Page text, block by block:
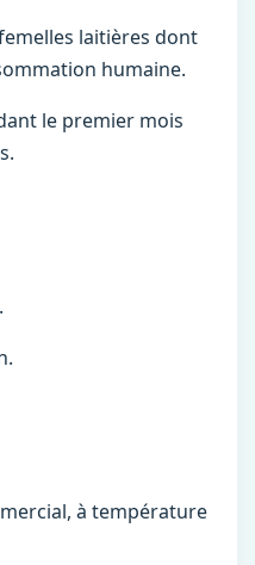
laitières dont
humaine.
le premier mois
à température